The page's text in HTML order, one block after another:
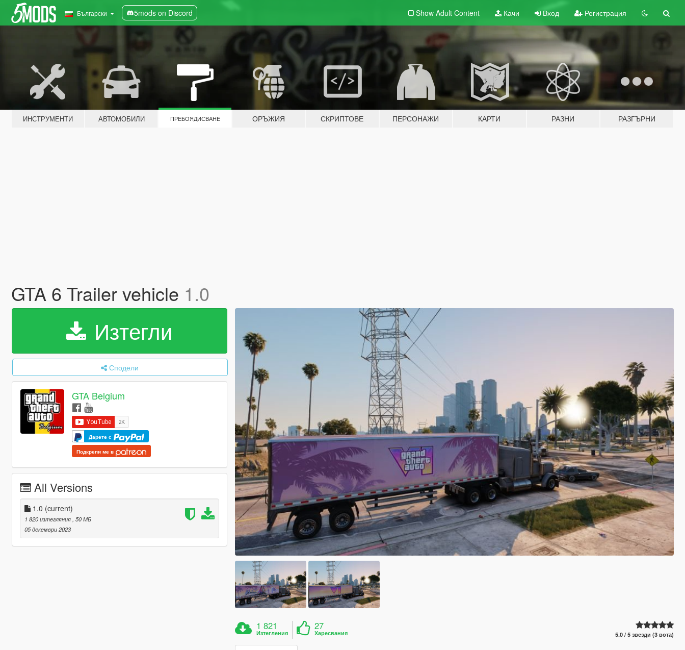
Български 5mods on Discord Show Adult Content Качи Вход Регистрация
ИНСТРУМЕНТИ АВТОМОБИЛИ ПРЕБОЯДИСВАНЕ ОРЪЖИЯ СКРИПТОВЕ ПЕРСОНАЖИ КАРТИ РАЗНИ РАЗГЪРНИ
GTA 6 Trailer vehicle 1.0
Изтегли
Сподели
GTA Belgium
Дарете с
Подкрепи ме в
All Versions
1.0 (current)
1 820 изтегляния, 50 МБ
05 декември 2023
1 821
Изтегления
27
Харесвания 5.0 / 5 звезди (3 вота)